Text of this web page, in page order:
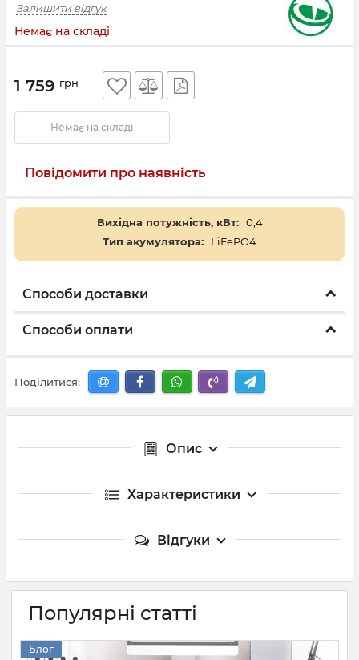
Залишити відгук
Немає на складі
1 759 грн
Немає на складі
Повідомити про наявність
Вихідна потужність, кВт: 0,4
Тип акумулятора:
LiFePO4
Способи доставки
Способи оплати
Поділитися:
Опис
Характеристики
Відгуки
Популярні статті
Блог